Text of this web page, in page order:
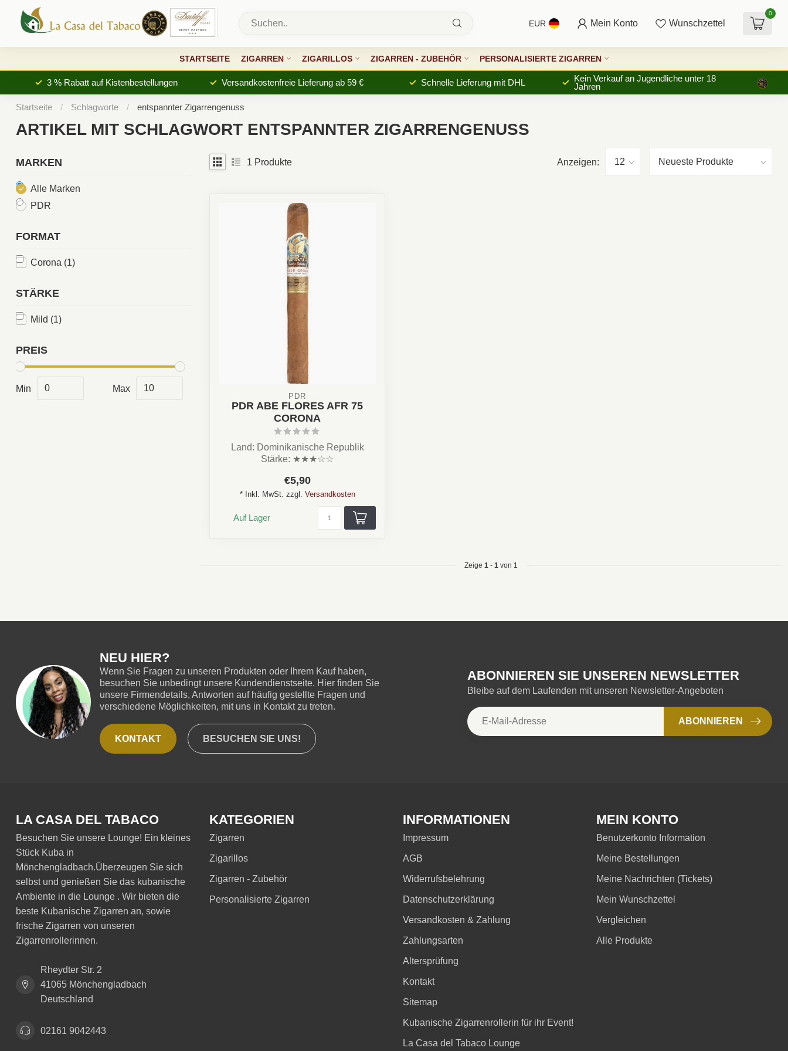
EUR Mein Konto Wunschzettel
0
STARTSEITE ZIGARREN ZIGARILLOS ZIGARREN - ZUBEHÖR PERSONALISIERTE ZIGARREN
3 % Rabatt auf Kistenbestellungen Versandkostenfreie Lieferung ab 59 € Schnelle Lieferung mit DHL
Kein Verkauf an Jugendliche unter 18
Jahren
Startseite / Schlagworte / entspannter Zigarrengenuss
ARTIKEL MIT SCHLAGWORT ENTSPANNTER ZIGARRENGENUSS
MARKEN
Alle Marken
PDR
FORMAT
Corona (1)
STÄRKE
Mild (1)
PREIS
Min Max
1 Produkte Anzeigen:
PDR
PDR ABE FLORES AFR 75
CORONA
Land: Dominikanische Republik
Stärke: ★★★☆☆
Form...
€5,90
* Inkl. MwSt. zzgl. Versandkosten
Auf Lager
Zeige 1- 1von 1
NEU HIER?
Wenn Sie Fragen zu unseren Produkten oder Ihrem Kauf haben,
besuchen Sie unbedingt unsere Kundendienstseite. Hier finden Sie
unsere Firmendetails, Antworten auf häufig gestellte Fragen und
verschiedene Möglichkeiten, mit uns in Kontakt zu treten.
KONTAKT BESUCHEN SIE UNS!
ABONNIEREN SIE UNSEREN NEWSLETTER
Bleibe auf dem Laufenden mit unseren Newsletter-Angeboten
ABONNIEREN
LA CASA DEL TABACO
Besuchen Sie unsere Lounge! Ein kleines
Stück Kuba in
Mönchengladbach.Überzeugen Sie sich
selbst und genießen Sie das kubanische
Ambiente in die Lounge . Wir bieten die
beste Kubanische Zigarren an, sowie
frische Zigarren von unseren
Zigarrenrollerinnen.
Rheydter Str. 2
41065 Mönchengladbach
Deutschland
02161 9042443
KATEGORIEN
Zigarren
Zigarillos
Zigarren - Zubehör
Personalisierte Zigarren
INFORMATIONEN
Impressum
AGB
Widerrufsbelehrung
Datenschutzerklärung
Versandkosten & Zahlung
Zahlungsarten
Altersprüfung
Kontakt
Sitemap
Kubanische Zigarrenrollerin für ihr Event!
La Casa del Tabaco Lounge
MEIN KONTO
Benutzerkonto Information
Meine Bestellungen
Meine Nachrichten (Tickets)
Mein Wunschzettel
Vergleichen
Alle Produkte